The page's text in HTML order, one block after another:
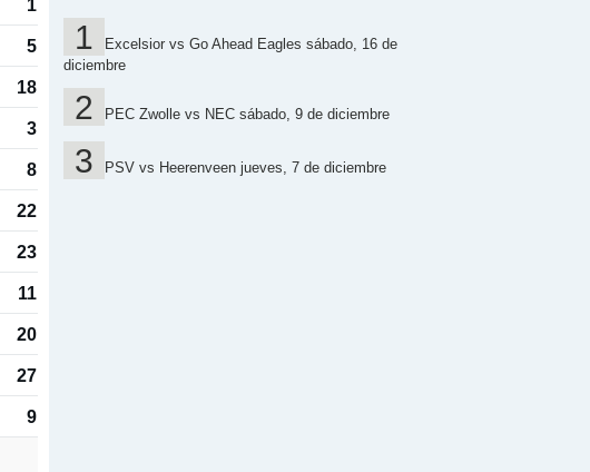
1
5
18
3
8
22
23
11
20
27
9
Excelsior vs Go Ahead Eagles sábado, 16 de
diciembre
PEC Zwolle vs NEC sábado, 9 de diciembre
PSV vs Heerenveen jueves, 7 de diciembre